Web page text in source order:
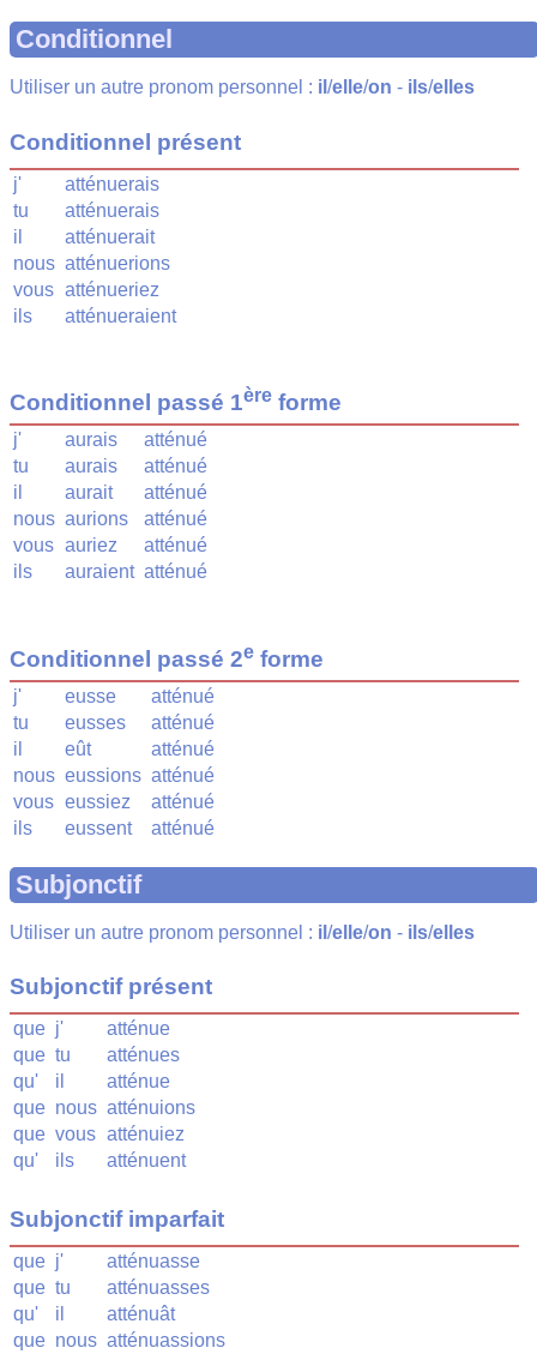
Conditionnel
Utiliser un autre pronom personnel : il /elle/on - ils/elles
Conditionnel présent
j'
atténuerais
tu
atténuerais
il
atténuerait
nous atténuerions
vous atténueriez
ils
atténueraient
Conditionnel passé 1ère forme
j' aurais
atténué
tu
aurais
atténué
il
aurait
atténué
nous aurions
atténué
vous auriez
atténué
ils
auraient atténué
Conditionnel passé 2e forme
j' eusse
atténué
tu
eusses
atténué
il
eût
atténué
nous eussions atténué
vous eussiez
atténué
ils
eussent atténué
Subjonctif
Utiliser un autre pronom personnel : il /elle/on - ils/elles
Subjonctif présent
que j'
atténue
que tu
atténues
qu'
il
atténue
que nous atténuions
que vous atténuiez
qu'
ils atténuent
Subjonctif imparfait
que j'
atténuasse
que tu
atténuasses
qu'
il
atténuât
que nous atténuassions